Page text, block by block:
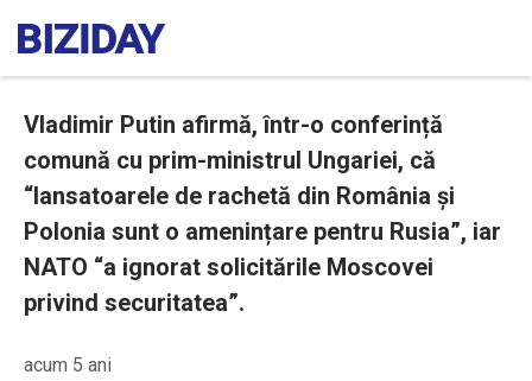
Vladimir Putin afirmă, într-o conferință
comună cu prim-ministrul Ungariei, că
“lansatoarele de rachetă din România și
Polonia sunt o amenințare pentru Rusia”, iar
NATO “a ignorat solicitările Moscovei
privind securitatea”.
acum 5 ani